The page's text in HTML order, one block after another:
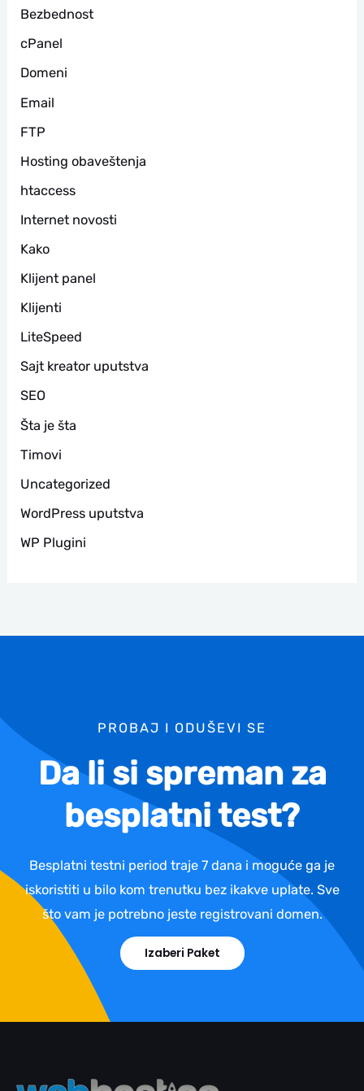
а
Bezbednost
cPanel
Domeni
Email
FTP
Hosting obaveštenja
htaccess
Internet novosti
Kako
Klijent panel
Klijenti
LiteSpeed
Sajt kreator uputstva
SEO
Šta je šta
Timovi
Uncategorized
WordPress uputstva
WP Plugini
PROBAJ I ODUŠEVI SE
Da li si spreman za
besplatni test?
Besplatni testni period traje 7 dana i moguće ga je
iskoristiti u bilo kom trenutku bez ikakve uplate. Sve
što vam je potrebno jeste registrovani domen.
Izaberi Paket